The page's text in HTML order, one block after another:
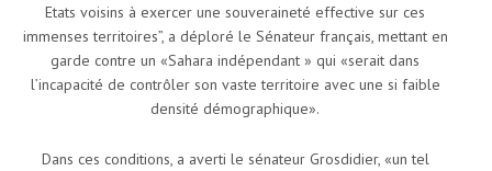
Etats voisins à exercer une souveraineté effective sur ces
immenses territoires”, a déploré le Sénateur français, mettant en
garde contre un «Sahara indépendant » qui «serait dans
l’incapacité de contrôler son vaste territoire avec une si faible
densité démographique».
Dans ces conditions, a averti le sénateur Grosdidier, «un tel